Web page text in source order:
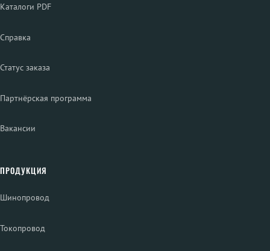
Каталоги PDF
Справка
Статус заказа
Партнёрская программа
Вакансии
ПРОДУКЦИЯ
Шинопровод
Токопровод